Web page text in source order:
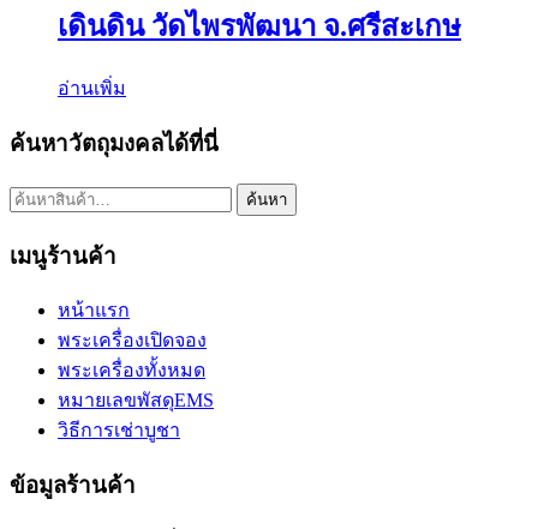
เดินดิน วัดไพรพัฒนา จ.ศรีสะเกษ
อ่านเพิ่ม
ค้นหาวัตถุมงคลได้ที่นี่
ค้นหา: ค้นหา
เมนูร้านค้า
หน้าแรก
พระเครื่องเปิดจอง
พระเครื่องทั้งหมด
หมายเลขพัสดุEMS
วิธีการเช่าบูชา
ข้อมูลร้านค้า